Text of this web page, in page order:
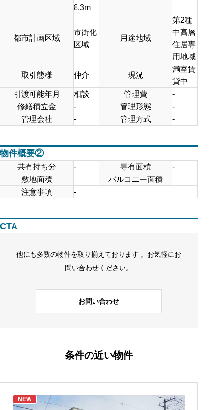
8.3m
都市計画区域
市街化
区域
用途地域
第2種
中高層
住居専
用地域
取引態様 仲介 現況
満室賃
貸中
引渡可能年月
相談 管理費
-
修繕積立金
- 管理形態
-
管理会社
- 管理方式 -
物件概要②
共有持ち分 - 専有面積
-
敷地面積
- バルコ二ー面積
-
注意事項
-
CTA
他にも多数の物件を取り揃えております 。お気軽にお
問い合わせください。
お問い合わせ
条件の近い物件
NEW